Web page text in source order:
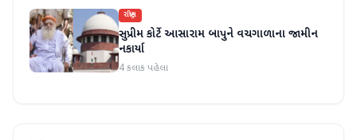
રાષ્ટ્રીય
સુપ્રીમ કોર્ટે આસારામ બાપુને વચગાળાના જામીન
નકાર્યા
4 કલાક પહેલા